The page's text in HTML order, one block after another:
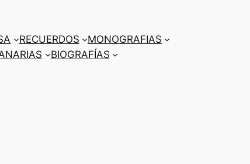
RECUERDOS
MONOGRAFIAS
BIOGRAFÍAS